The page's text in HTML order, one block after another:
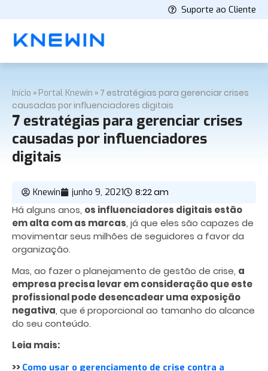
Suporte ao Cliente
Início » Portal Knewin » 7 estratégias para gerenciar crises
causadas por influenciadores digitais
7 estratégias para gerenciar crises
causadas por influenciadores
digitais
Knewin junho 9, 2021 8:22 am
Há alguns anos, os influenciadores digitais estão
em alta com as marcas, já que eles são capazes de
movimentar seus milhões de seguidores a favor da
organização.
Mas, ao fazer o planejamento de gestão de crise, a
empresa precisa levar em consideração que este
profissional pode desencadear uma exposição
negativa, que é proporcional ao tamanho do alcance
do seu conteúdo.
Leia mais:
>> Como usar o gerenciamento de crise contra a